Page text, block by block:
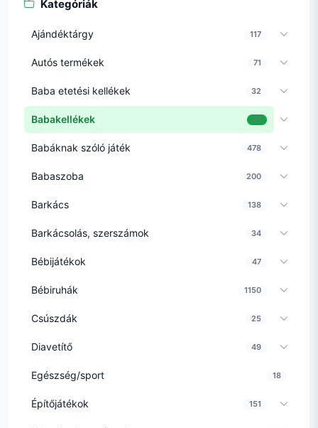
Kategóriák
Ajándéktárgy 117
Autós termékek 71
Baba etetési kellékek 32
Babakellékek 81
Babáknak szóló játék 478
Babaszoba 200
Barkács 138
Barkácsolás, szerszámok 34
Bébijátékok 47
Bébiruhák 1150
Csúszdák 25
Diavetítő 49
Egészség/sport 18
Építőjátékok 151